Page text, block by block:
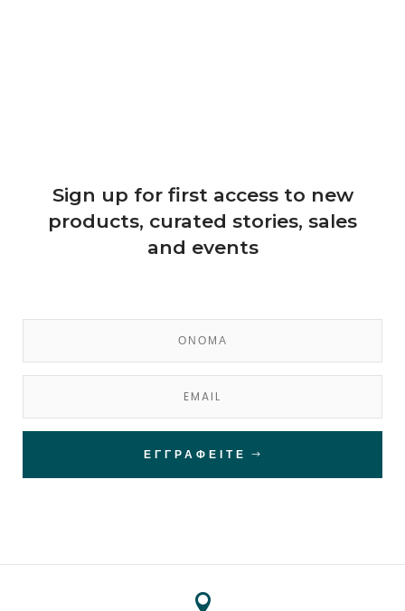
Sign up for first access to new
products, curated stories, sales
and events
ΕΓΓΡΑΦΕΊΤΕ
